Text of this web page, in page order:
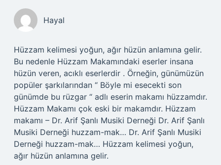
Hayal
Hüzzam kelimesi yoğun, ağır hüzün anlamına gelir.
Bu nedenle Hüzzam Makamındaki eserler insana
hüzün veren, acıklı eserlerdir . Örneğin, günümüzün
popüler şarkılarından “ Böyle mi esecekti son
günümde bu rüzgar “ adlı eserin makamı hüzzamdır.
Hüzzam Makamı çok eski bir makamdır. Hüzzam
makamı – Dr. Arif Şanlı Musiki Derneği Dr. Arif Şanlı
Musiki Derneği huzzam-mak… Dr. Arif Şanlı Musiki
Derneği huzzam-mak… Hüzzam kelimesi yoğun,
ağır hüzün anlamına gelir.